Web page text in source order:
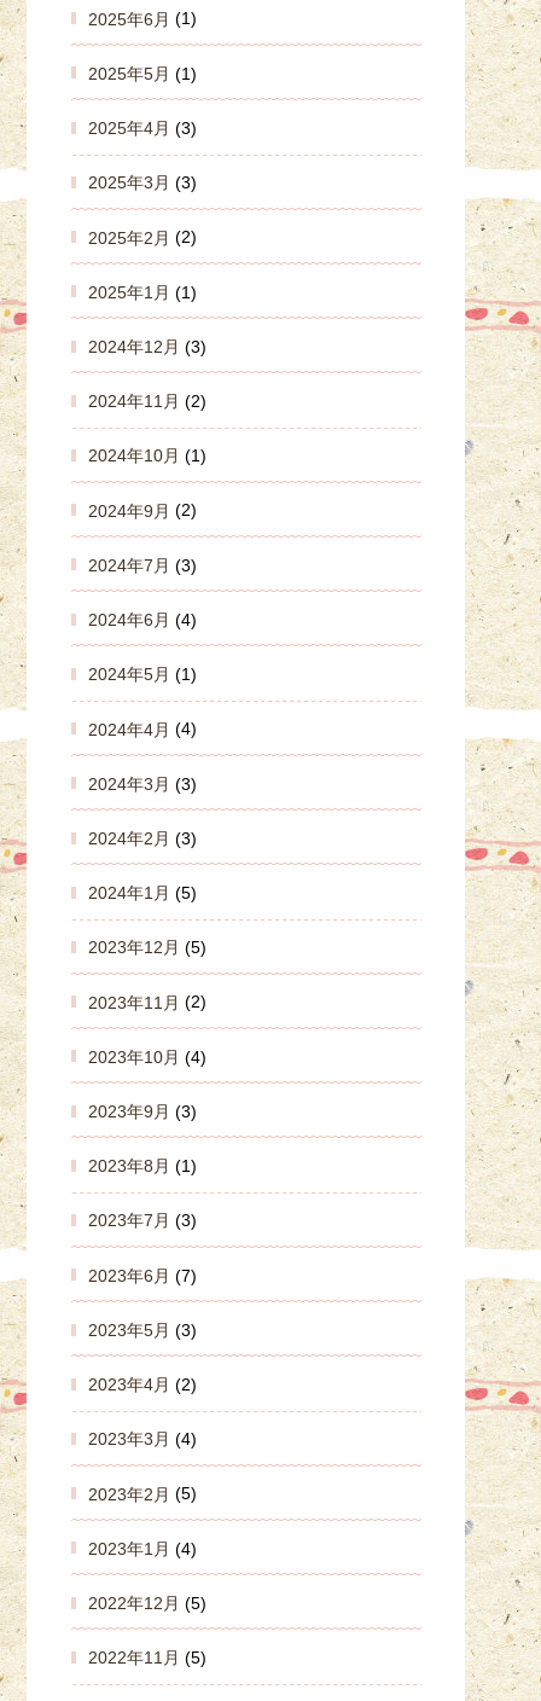
2025年6月 (1)
2025年5月 (1)
2025年4月 (3)
2025年3月 (3)
2025年2月 (2)
2025年1月 (1)
2024年12月 (3)
2024年11月 (2)
2024年10月 (1)
2024年9月 (2)
2024年7月 (3)
2024年6月 (4)
2024年5月 (1)
2024年4月 (4)
2024年3月 (3)
2024年2月 (3)
2024年1月 (5)
2023年12月 (5)
2023年11月 (2)
2023年10月 (4)
2023年9月 (3)
2023年8月 (1)
2023年7月 (3)
2023年6月 (7)
2023年5月 (3)
2023年4月 (2)
2023年3月 (4)
2023年2月 (5)
2023年1月 (4)
2022年12月 (5)
2022年11月 (5)